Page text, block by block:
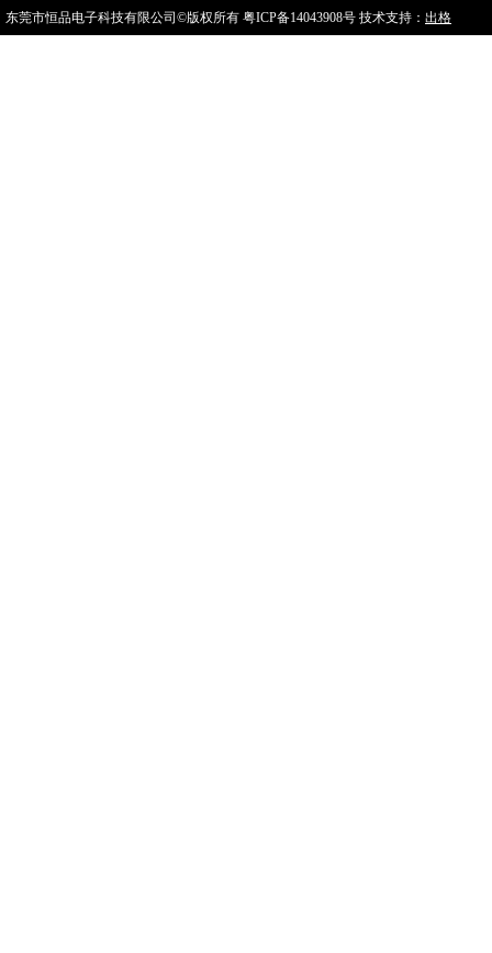
东莞市恒品电子科技有限公司©版权所有 粤ICP备14043908号 技术支持： 出格